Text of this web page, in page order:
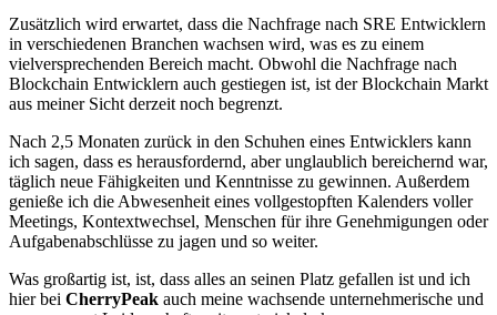
Zusätzlich wird erwartet, dass die Nachfrage nach SRE Entwicklern
in verschiedenen Branchen wachsen wird, was es zu einem
vielversprechenden Bereich macht. Obwohl die Nachfrage nach
Blockchain Entwicklern auch gestiegen ist, ist der Blockchain Markt
aus meiner Sicht derzeit noch begrenzt.
Nach 2,5 Monaten zurück in den Schuhen eines Entwicklers kann
ich sagen, dass es herausfordernd, aber unglaublich bereichernd war,
täglich neue Fähigkeiten und Kenntnisse zu gewinnen. Außerdem
genieße ich die Abwesenheit eines vollgestopften Kalenders voller
Meetings, Kontextwechsel, Menschen für ihre Genehmigungen oder
Aufgabenabschlüsse zu jagen und so weiter.
Was großartig ist, ist, dass alles an seinen Platz gefallen ist und ich
hier bei CherryPeak auch meine wachsende unternehmerische und